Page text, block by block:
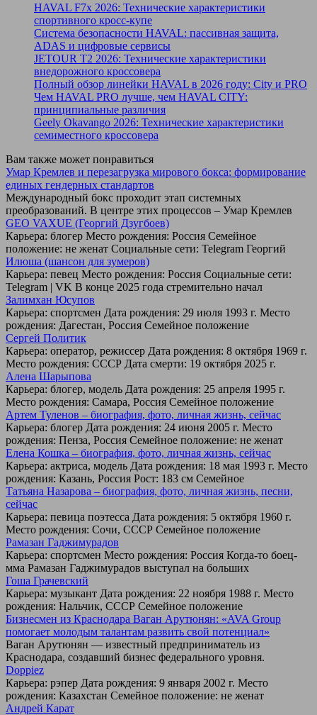
HAVAL F7x 2026: Технические характеристики
спортивного кросс-купе
Система безопасности HAVAL: пассивная защита,
ADAS и цифровые сервисы
JETOUR T2 2026: Технические характеристики
внедорожного кроссовера
Полный обзор линейки HAVAL в 2026 году: City и PRO
Чем HAVAL PRO лучше, чем HAVAL CITY:
принципиальные различия
Geely Okavango 2026: Технические характеристики
семиместного кроссовера
Вам также может понравиться
Умар Кремлев и перезагрузка мирового бокса: формирование
единых гендерных стандартов
Международный бокс проходит этап системных
преобразований. В центре этих процессов – Умар Кремлев
GEO VAXUE (Георгий Дзугбоев)
Карьера: блогер Место рождения: Россия Семейное
положение: не женат Социальные сети: Telegram Георгий
Илюша (шансон для зумеров)
Карьера: певец Место рождения: Россия Социальные сети:
Telegram | VK В конце 2025 года стремительно начал
Залимхан Юсупов
Карьера: спортсмен Дата рождения: 29 июля 1993 г. Место
рождения: Дагестан, Россия Семейное положение
Сергей Политик
Карьера: оператор, режиссер Дата рождения: 8 октября 1969 г.
Место рождения: СССР Дата смерти: 19 октября 2025 г.
Алена Шарыпова
Карьера: блогер, модель Дата рождения: 25 апреля 1995 г.
Место рождения: Самара, Россия Семейное положение
Артем Туленов – биография, фото, личная жизнь, сейчас
Карьера: блогер Дата рождения: 24 июня 2005 г. Место
рождения: Пенза, Россия Семейное положение: не женат
Елена Кошка – биография, фото, личная жизнь, сейчас
Карьера: актриса, модель Дата рождения: 18 мая 1993 г. Место
рождения: Казань, Россия Рост: 183 см Семейное
Татьяна Назарова – биография, фото, личная жизнь, песни,
сейчас
Карьера: певица поэтесса Дата рождения: 5 октября 1960 г.
Место рождения: Сочи, СССР Семейное положение
Рамазан Гаджимурадов
Карьера: спортсмен Место рождения: Россия Когда-то боец-
мма Рамазан Гаджимурадов выступал на больших
Гоша Грачевский
Карьера: музыкант Дата рождения: 22 ноября 1988 г. Место
рождения: Нальчик, СССР Семейное положение
Бизнесмен из Краснодара Ваган Арутюнян: «AVA Group
помогает молодым талантам развить свой потенциал»
Ваган Арутюнян — известный предприниматель из
Краснодара, создавший бизнес федерального уровня.
Doppiez
Карьера: рэпер Дата рождения: 9 января 2002 г. Место
рождения: Казахстан Семейное положение: не женат
Андрей Карат